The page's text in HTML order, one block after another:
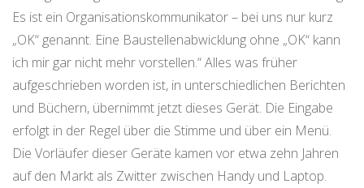
Es ist ein Organisationskommunikator – bei uns nur kurz
„OK“ genannt. Eine Baustellenabwicklung ohne „OK“ kann
ich mir gar nicht mehr vorstellen.“ Alles was früher
aufgeschrieben worden ist, in unterschiedlichen Berichten
und Büchern, übernimmt jetzt dieses Gerät. Die Eingabe
erfolgt in der Regel über die Stimme und über ein Menü.
Die Vorläufer dieser Geräte kamen vor etwa zehn Jahren
auf den Markt als Zwitter zwischen Handy und Laptop.